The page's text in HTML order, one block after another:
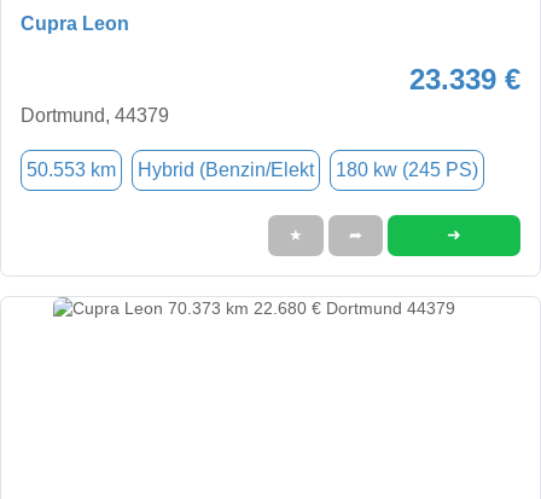
Cupra Leon
23.339 €
Dortmund, 44379
50.553 km Hybrid (Benzin/Elekt 180 kw (245 PS)
★ ➦ ➜